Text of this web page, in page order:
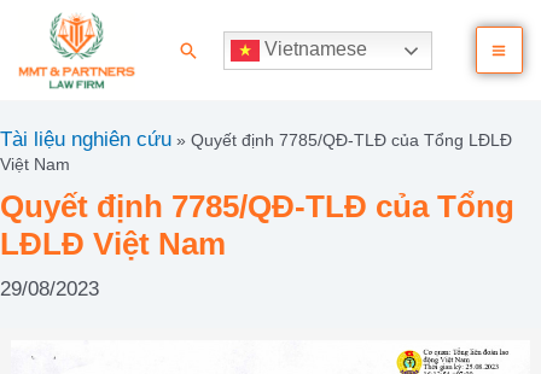
nội
Tìm
Vietnamese
Tài liệu nghiên cứu » Quyết định 7785/QĐ-TLĐ của Tổng LĐLĐ
Việt Nam
Quyết định 7785/QĐ-TLĐ của Tổng
LĐLĐ Việt Nam
29/08/2023